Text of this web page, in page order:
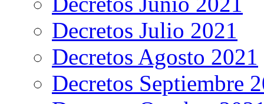
Decretos Julio 2021
Decretos Agosto 2021
Decretos Septiembre